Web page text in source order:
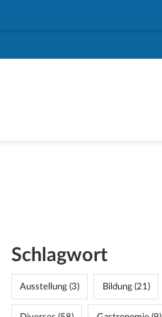
Schlagwort
Ausstellung (3) Bildung (21)